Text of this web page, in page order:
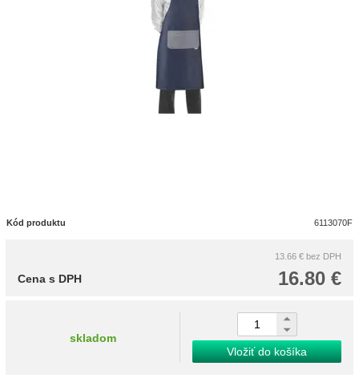
Kód produktu 6113070F
13.66 € bez DPH
16.80 €
Cena s DPH
skladom
Vložiť do košíka